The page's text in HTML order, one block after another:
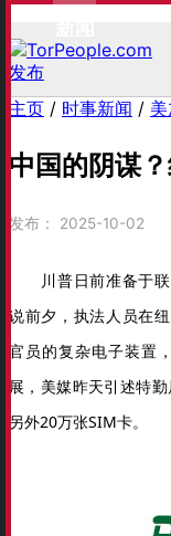
发布
主页 / 时事新闻 /
中国的阴谋
发布： 2025-10-02
川普日前准备于联
说前夕，执法人员在
官员的复杂电子装置
展，美媒昨天引述特
另外20万张SIM卡。